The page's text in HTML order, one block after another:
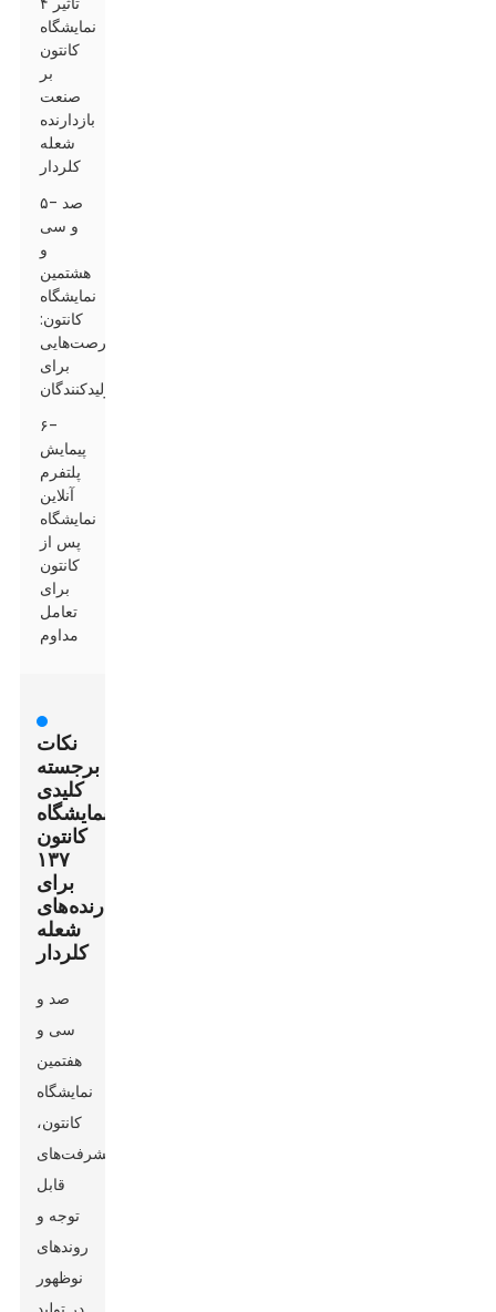
نمایشگاه
کانتون
بر
صنعت
بازدارنده
شعله
کلردار
۵- صد
و سی
و
هشتمین
نمایشگاه
کانتون:
فرصت‌هایی
برای
تولیدکنندگان
۶-
پیمایش
پلتفرم
آنلاین
نمایشگاه
پس از
کانتون
برای
تعامل
مداوم
نکات
برجسته
کلیدی
نمایشگاه
کانتون
۱۳۷
برای
بازدارنده‌های
شعله
کلردار
صد و
سی و
هفتمین
نمایشگاه
کانتون،
پیشرفت‌های
قابل
توجه و
روندهای
نوظهور